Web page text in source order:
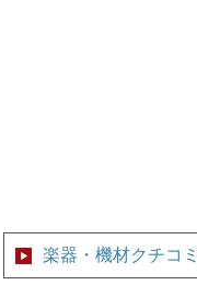
楽器・機材クチコ